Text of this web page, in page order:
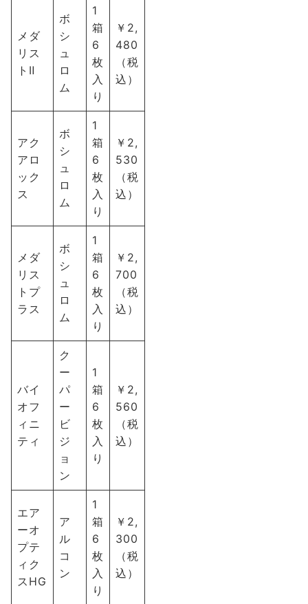
メダ
リス
トⅡ
ボ
シ
ュ
ロ
ム
1
箱
6
枚
入
り
￥2,
480
（税
込）
アク
アロ
ック
ス
ボ
シ
ュ
ロ
ム
1
箱
6
枚
入
り
￥2,
530
（税
込）
メダ
リス
トプ
ラス
ボ
シ
ュ
ロ
ム
1
箱
6
枚
入
り
￥2,
700
（税
込）
バイ
オフ
ィニ
ティ
ク
ー
パ
ー
ビ
ジ
ョ
ン
1
箱
6
枚
入
り
￥2,
560
（税
込）
エア
ーオ
プテ
ィク
スHG
ア
ル
コ
ン
1
箱
6
枚
入
り
￥2,
300
（税
込）